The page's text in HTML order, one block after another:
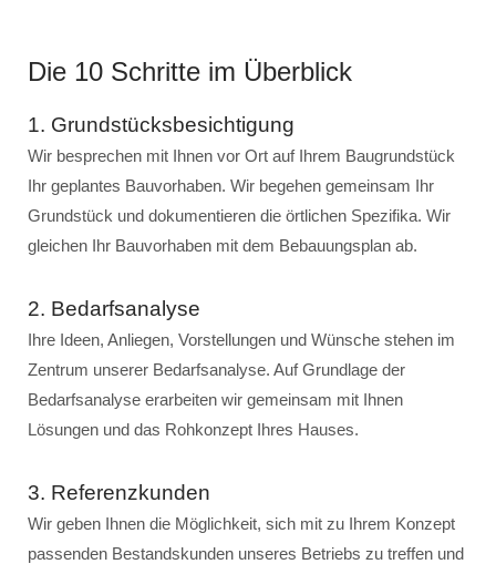
Die 10 Schritte im Überblick
1. Grundstücksbesichtigung
Wir besprechen mit Ihnen vor Ort auf Ihrem Baugrundstück
Ihr geplantes Bauvorhaben. Wir begehen gemeinsam Ihr
Grundstück und dokumentieren die örtlichen Spezifika. Wir
gleichen Ihr Bauvorhaben mit dem Bebauungsplan ab.
2. Bedarfsanalyse
Ihre Ideen, Anliegen, Vorstellungen und Wünsche stehen im
Zentrum unserer Bedarfsanalyse. Auf Grundlage der
Bedarfsanalyse erarbeiten wir gemeinsam mit Ihnen
Lösungen und das Rohkonzept Ihres Hauses.
3. Referenzkunden
Wir geben Ihnen die Möglichkeit, sich mit zu Ihrem Konzept
passenden Bestandskunden unseres Betriebs zu treffen und